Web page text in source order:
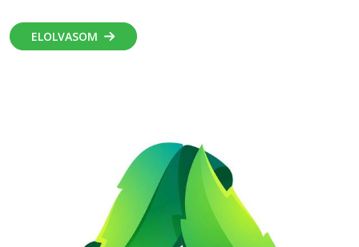
ELOLVASOM